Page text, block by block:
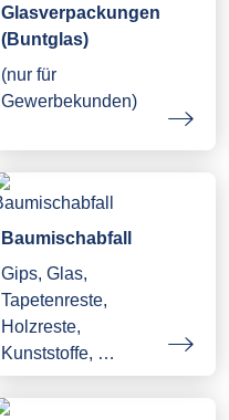
Glasverpackungen
(Buntglas)
(nur für
Gewerbekunden)
Baumischabfall
Gips, Glas,
Tapetenreste,
Holzreste,
Kunststoffe, …